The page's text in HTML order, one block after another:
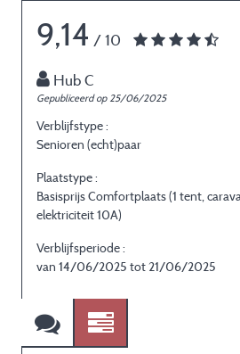
9,14 / 10
Hub C
Gepubliceerd op 25/06/2025
Verblijfstype :
Senioren (echt)paar
Plaatstype :
Basisprijs Comfortplaats (1 tent,
elektriciteit 10A)
Verblijfsperiode :
van 14/06/2025 tot 21/06/2025